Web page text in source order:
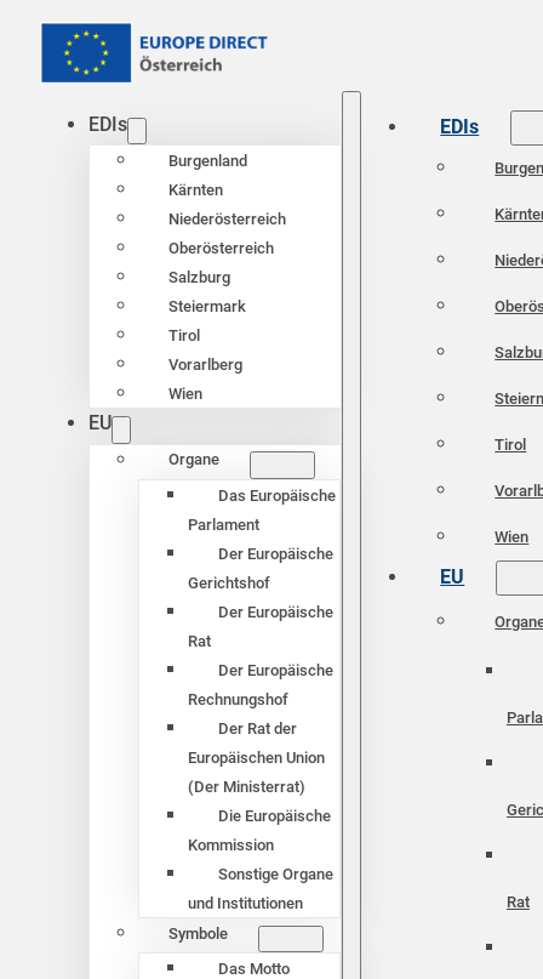
EDIs
Burgenland
Kärnten
Niederösterreich
Oberösterreich
Salzburg
Steiermark
Tirol
Vorarlberg
Wien
EU
Organe
Das Europäische
Parlament
Der Europäische
Gerichtshof
Der Europäische
Rat
Der Europäische
Rechnungshof
Der Rat der
Europäischen Union
(Der Ministerrat)
Die Europäische
Kommission
Sonstige Organe
und Institutionen
Symbole
Das Motto
EDIs
Tirol
Wien
EU
Rat